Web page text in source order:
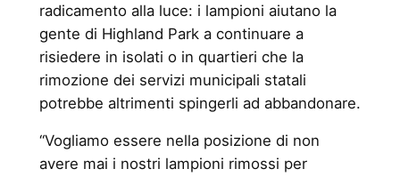
radicamento alla luce: i lampioni aiutano la
gente di Highland Park a continuare a
risiedere in isolati o in quartieri che la
rimozione dei servizi municipali statali
potrebbe altrimenti spingerli ad abbandonare.
“Vogliamo essere nella posizione di non
avere mai i nostri lampioni rimossi per